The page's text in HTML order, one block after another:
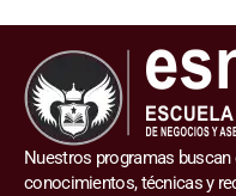
Nuestros programas
conocimientos, técnicas y